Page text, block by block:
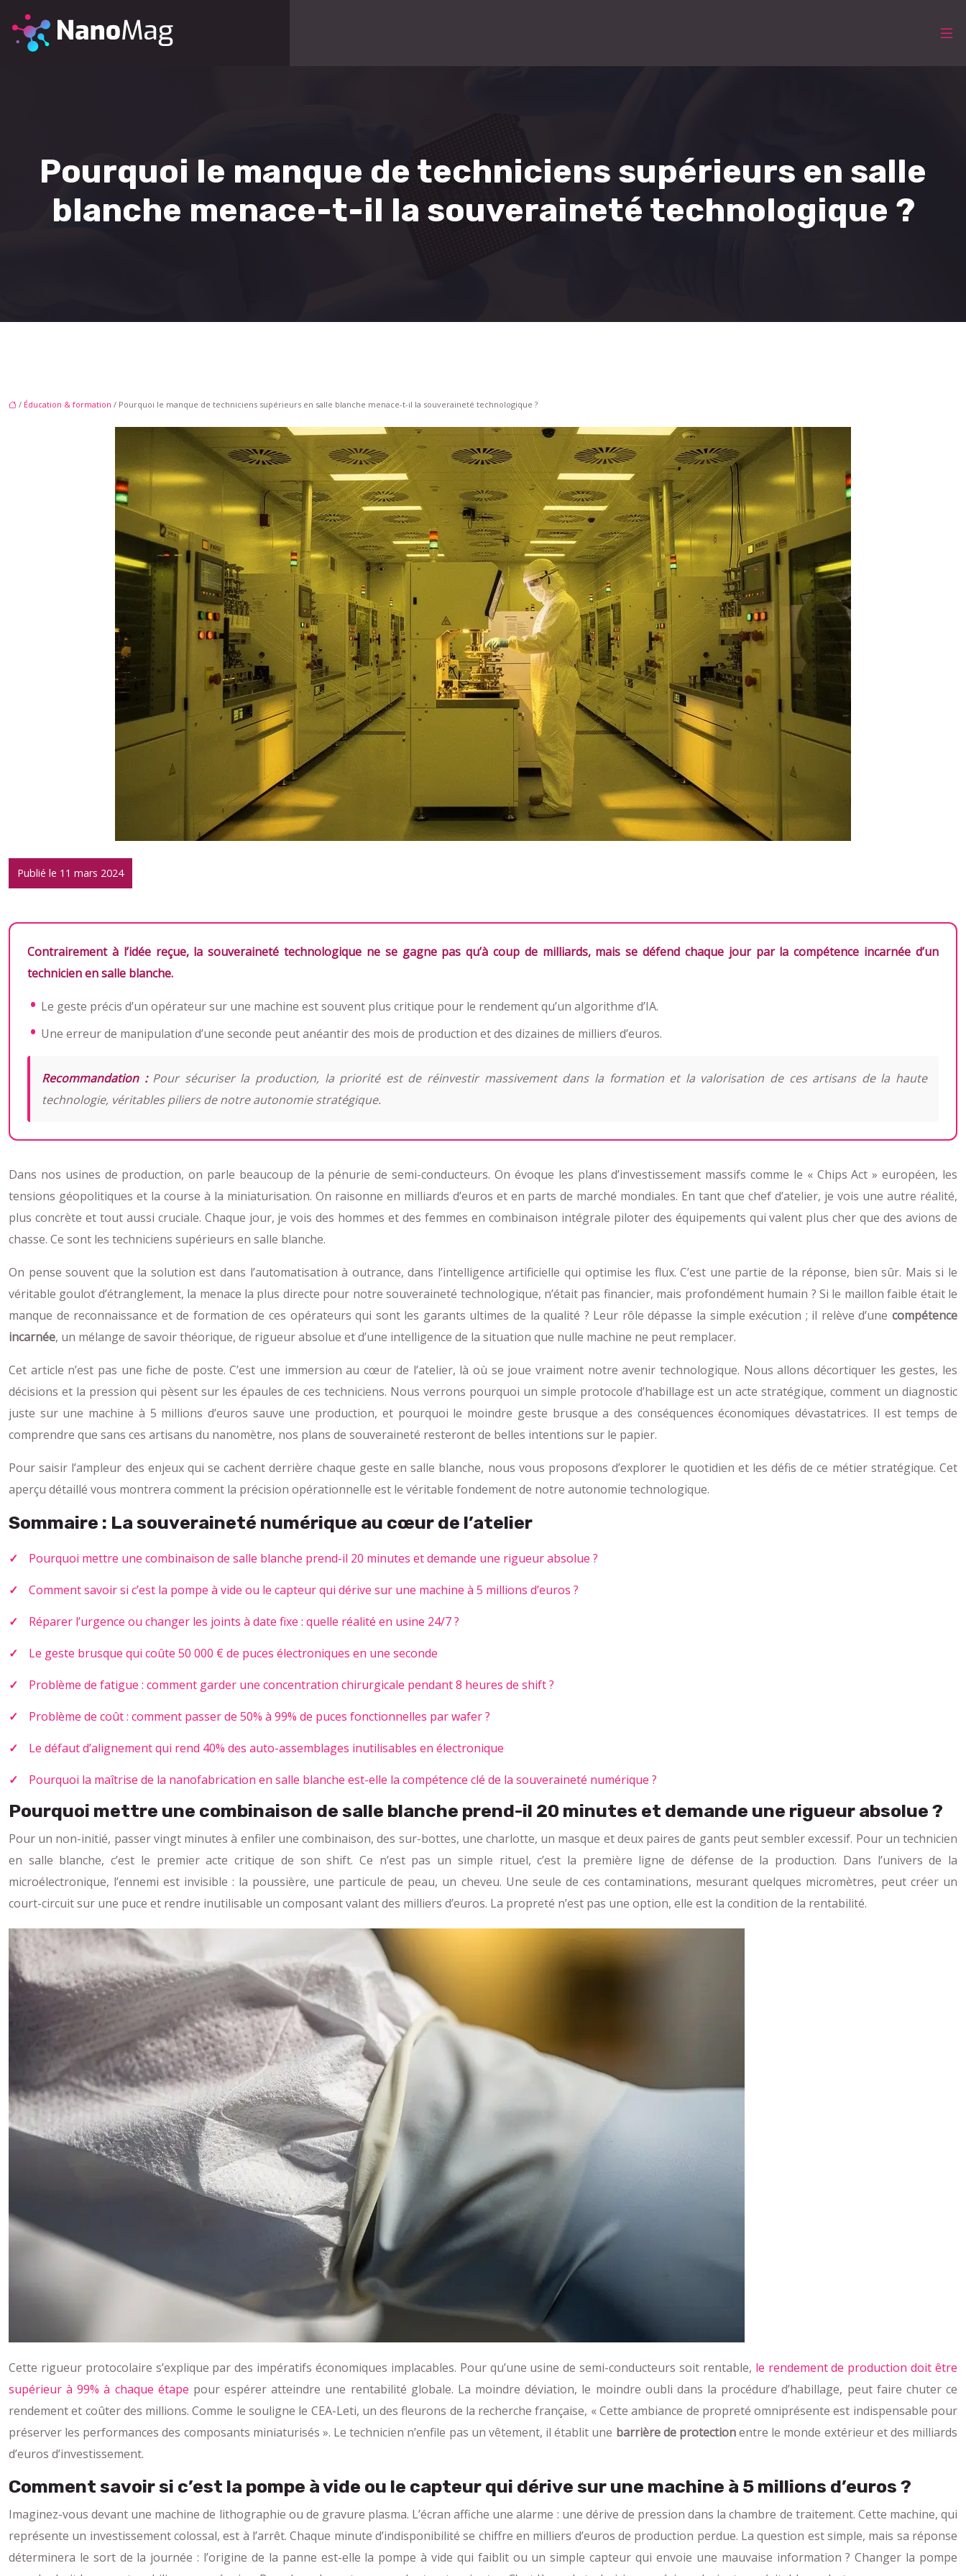
Pourquoi le manque de techniciens supérieurs en salle
blanche menace-t-il la souveraineté technologique ?
/ Éducation & formation / Pourquoi le manque de techniciens supérieurs en salle blanche menace-t-il la souveraineté technologique ?
Publié le 11 mars 2024
Contrairement à l’idée reçue, la souveraineté technologique ne se gagne pas qu’à coup de milliards, mais se défend chaque jour par la compétence incarnée d’un
technicien en salle blanche.
Le geste précis d’un opérateur sur une machine est souvent plus critique pour le rendement qu’un algorithme d’IA.
Une erreur de manipulation d’une seconde peut anéantir des mois de production et des dizaines de milliers d’euros.
Recommandation :Pour sécuriser la production, la priorité est de réinvestir massivement dans la formation et la valorisation de ces artisans de la haute
technologie, véritables piliers de notre autonomie stratégique.
Dans nos usines de production, on parle beaucoup de la pénurie de semi-conducteurs. On évoque les plans d’investissement massifs comme le « Chips Act » européen, les
tensions géopolitiques et la course à la miniaturisation. On raisonne en milliards d’euros et en parts de marché mondiales. En tant que chef d’atelier, je vois une autre réalité,
plus concrète et tout aussi cruciale. Chaque jour, je vois des hommes et des femmes en combinaison intégrale piloter des équipements qui valent plus cher que des avions de
chasse. Ce sont les techniciens supérieurs en salle blanche.
On pense souvent que la solution est dans l’automatisation à outrance, dans l’intelligence artificielle qui optimise les flux. C’est une partie de la réponse, bien sûr. Mais si le
véritable goulot d’étranglement, la menace la plus directe pour notre souveraineté technologique, n’était pas financier, mais profondément humain ? Si le maillon faible était le
manque de reconnaissance et de formation de ces opérateurs qui sont les garants ultimes de la qualité ? Leur rôle dépasse la simple exécution ; il relève d’une compétence
incarnée, un mélange de savoir théorique, de rigueur absolue et d’une intelligence de la situation que nulle machine ne peut remplacer.
Cet article n’est pas une fiche de poste. C’est une immersion au cœur de l’atelier, là où se joue vraiment notre avenir technologique. Nous allons décortiquer les gestes, les
décisions et la pression qui pèsent sur les épaules de ces techniciens. Nous verrons pourquoi un simple protocole d’habillage est un acte stratégique, comment un diagnostic
juste sur une machine à 5 millions d’euros sauve une production, et pourquoi le moindre geste brusque a des conséquences économiques dévastatrices. Il est temps de
comprendre que sans ces artisans du nanomètre, nos plans de souveraineté resteront de belles intentions sur le papier.
Pour saisir l’ampleur des enjeux qui se cachent derrière chaque geste en salle blanche, nous vous proposons d’explorer le quotidien et les défis de ce métier stratégique. Cet
aperçu détaillé vous montrera comment la précision opérationnelle est le véritable fondement de notre autonomie technologique.
Sommaire : La souveraineté numérique au cœur de l’atelier
Pourquoi mettre une combinaison de salle blanche prend-il 20 minutes et demande une rigueur absolue ?
Comment savoir si c’est la pompe à vide ou le capteur qui dérive sur une machine à 5 millions d’euros ?
Réparer l’urgence ou changer les joints à date fixe : quelle réalité en usine 24/7 ?
Le geste brusque qui coûte 50 000 € de puces électroniques en une seconde
Problème de fatigue : comment garder une concentration chirurgicale pendant 8 heures de shift ?
Problème de coût : comment passer de 50% à 99% de puces fonctionnelles par wafer ?
Le défaut d’alignement qui rend 40% des auto-assemblages inutilisables en électronique
Pourquoi la maîtrise de la nanofabrication en salle blanche est-elle la compétence clé de la souveraineté numérique ?
Pourquoi mettre une combinaison de salle blanche prend-il 20 minutes et demande une rigueur absolue ?
Pour un non-initié, passer vingt minutes à enfiler une combinaison, des sur-bottes, une charlotte, un masque et deux paires de gants peut sembler excessif. Pour un technicien
en salle blanche, c’est le premier acte critique de son shift. Ce n’est pas un simple rituel, c’est la première ligne de défense de la production. Dans l’univers de la
microélectronique, l’ennemi est invisible : la poussière, une particule de peau, un cheveu. Une seule de ces contaminations, mesurant quelques micromètres, peut créer un
court-circuit sur une puce et rendre inutilisable un composant valant des milliers d’euros. La propreté n’est pas une option, elle est la condition de la rentabilité.
Cette rigueur protocolaire s’explique par des impératifs économiques implacables. Pour qu’une usine de semi-conducteurs soit rentable, le rendement de production doit être
supérieur à 99% à chaque étape pour espérer atteindre une rentabilité globale. La moindre déviation, le moindre oubli dans la procédure d’habillage, peut faire chuter ce
rendement et coûter des millions. Comme le souligne le CEA-Leti, un des fleurons de la recherche française, « Cette ambiance de propreté omniprésente est indispensable pour
préserver les performances des composants miniaturisés ». Le technicien n’enfile pas un vêtement, il établit une barrière de protectionentre le monde extérieur et des milliards
d’euros d’investissement.
Comment savoir si c’est la pompe à vide ou le capteur qui dérive sur une machine à 5 millions d’euros ?
Imaginez-vous devant une machine de lithographie ou de gravure plasma. L’écran affiche une alarme : une dérive de pression dans la chambre de traitement. Cette machine, qui
représente un investissement colossal, est à l’arrêt. Chaque minute d’indisponibilité se chiffre en milliers d’euros de production perdue. La question est simple, mais sa réponse
déterminera le sort de la journée : l’origine de la panne est-elle la pompe à vide qui faiblit ou un simple capteur qui envoie une mauvaise information ? Changer la pompe